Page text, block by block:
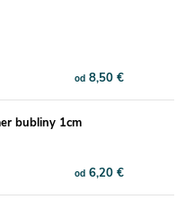
od8,50 €
bubliny 1cm
od6,20 €